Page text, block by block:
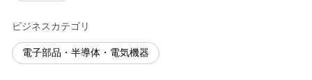
ビジネスカテゴリ
電子部品・半導体・電気機器